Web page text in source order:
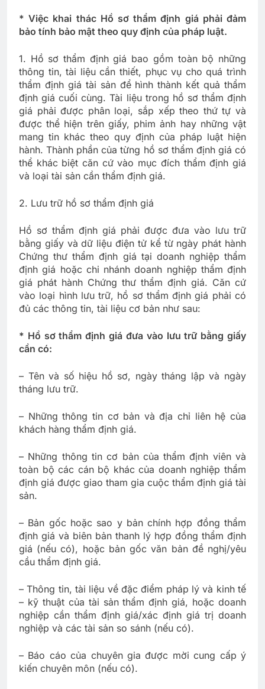
* Việc khai thác Hồ sơ thẩm định giá phải đảm
bảo tính bảo mật theo quy định của pháp luật.
1. Hồ sơ thẩm định giá bao gồm toàn bộ những
thông tin, tài liệu cần thiết, phục vụ cho quá trình
thẩm định giá tài sản để hình thành kết quả thẩm
định giá cuối cùng. Tài liệu trong hồ sơ thẩm định
giá phải được phân loại, sắp xếp theo thứ tự và
được thể hiện trên giấy, phim ảnh hay những vật
mang tin khác theo quy định của pháp luật hiện
hành. Thành phần của từng hồ sơ thẩm định giá có
thể khác biệt căn cứ vào mục đích thẩm định giá
và loại tài sản cần thẩm định giá.
2. Lưu trữ hồ sơ thẩm định giá
Hồ sơ thẩm định giá phải được đưa vào lưu trữ
bằng giấy và dữ liệu điện tử kể từ ngày phát hành
Chứng thư thẩm định giá tại doanh nghiệp thẩm
định giá hoặc chi nhánh doanh nghiệp thẩm định
giá phát hành Chứng thư thẩm định giá. Căn cứ
vào loại hình lưu trữ, hồ sơ thẩm định giá phải có
đủ các thông tin, tài liệu cơ bản như sau:
* Hồ sơ thẩm định giá đưa vào lưu trữ bằng giấy
cần có:
– Tên và số hiệu hồ sơ, ngày tháng lập và ngày
tháng lưu trữ.
– Những thông tin cơ bản và địa chỉ liên hệ của
khách hàng thẩm định giá.
– Những thông tin cơ bản của thẩm định viên và
toàn bộ các cán bộ khác của doanh nghiệp thẩm
định giá được giao tham gia cuộc thẩm định giá tài
sản.
– Bản gốc hoặc sao y bản chính hợp đồng thẩm
định giá và biên bản thanh lý hợp đồng thẩm định
giá (nếu có), hoặc bản gốc văn bản đề nghị/yêu
cầu thẩm định giá.
– Thông tin, tài liệu về đặc điểm pháp lý và kinh tế
– kỹ thuật của tài sản thẩm định giá, hoặc doanh
nghiệp cần thẩm định giá/xác định giá trị doanh
nghiệp và các tài sản so sánh (nếu có).
– Báo cáo của chuyên gia được mời cung cấp ý
kiến chuyên môn (nếu có).